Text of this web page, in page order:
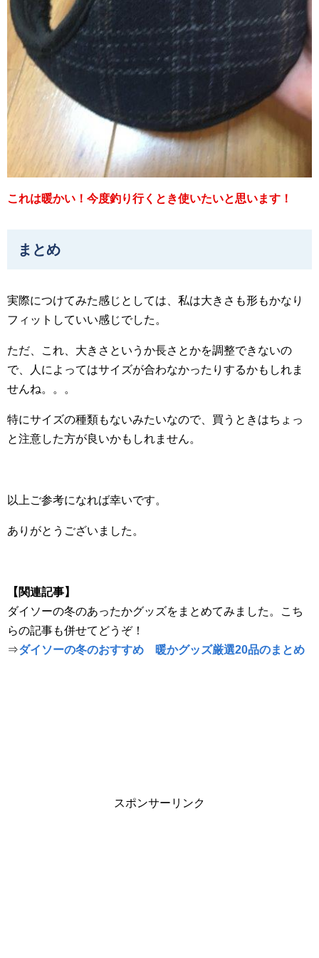
これは暖かい！今度釣り行くとき使いたいと思います！
まとめ
実際につけてみた感じとしては、私は大きさも形もかなり
フィットしていい感じでした。
ただ、これ、大きさというか長さとかを調整できないの
で、人によってはサイズが合わなかったりするかもしれま
せんね。。。
特にサイズの種類もないみたいなので、買うときはちょっ
と注意した方が良いかもしれません。
以上ご参考になれば幸いです。
ありがとうございました。
【関連記事】
ダイソーの冬のあったかグッズをまとめてみました。こち
らの記事も併せてどうぞ！
⇒ダイソーの冬のおすすめ 暖かグッズ厳選20品のまとめ
スポンサーリンク